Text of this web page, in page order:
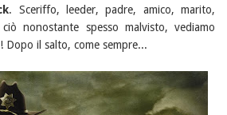
. Sceriffo, leeder, padre, amico, marito,
nonostante spesso malvisto, vediamo
Dopo il salto, come sempre...